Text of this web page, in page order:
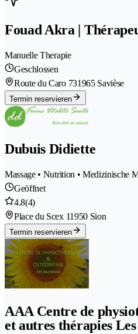
Fouad Akra |
Manuelle Therapie
Geschlossen
Route du Caro 731965 Savièse
Termin reservieren
Dubuis Didiette
Massage • Nutrition • Medizinische
Geöffnet
4.8(4)
Place du Scex 11950 Sion
Termin reservieren
AAA Centre de
et autres thérapies